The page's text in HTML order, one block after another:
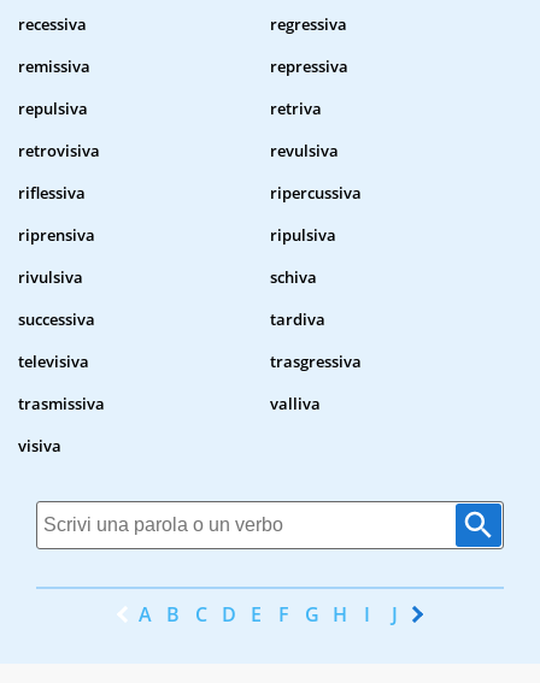
recessiva
regressiva
remissiva
repressiva
repulsiva
retriva
retrovisiva
revulsiva
riflessiva
ripercussiva
riprensiva
ripulsiva
rivulsiva
schiva
successiva
tardiva
televisiva
trasgressiva
trasmissiva
valliva
visiva
A B C D E F G H I J K